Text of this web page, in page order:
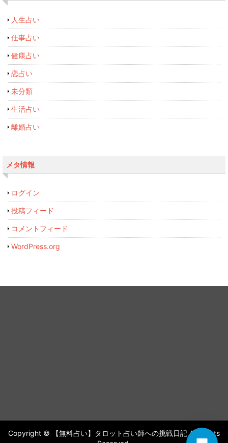
人生占い
仕事占い
健康占い
恋占い
未分類
生活占い
離婚占い
メタ情報
ログイン
投稿フィード
コメントフィード
WordPress.org
Copyright © 【無料占い】タロット占い師への挑戦日記 All Rights